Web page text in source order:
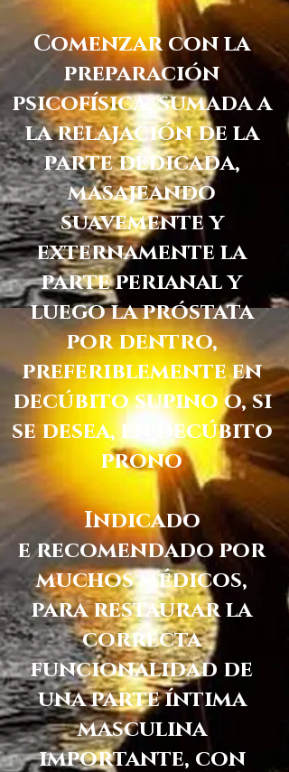
Comenzar con la
preparación
psicofísica, sumada a
la relajación de la
parte dedicada,
masajeando
suavemente y
externamente la
parte perianal y
luego la próstata
por dentro,
preferiblemente en
decúbito supino o, si
se desea, en decúbito
prono
Indicado
e recomendado por
muchos médicos,
para restaurar la
correcta
funcionalidad de
una parte íntima
masculina
importante, con